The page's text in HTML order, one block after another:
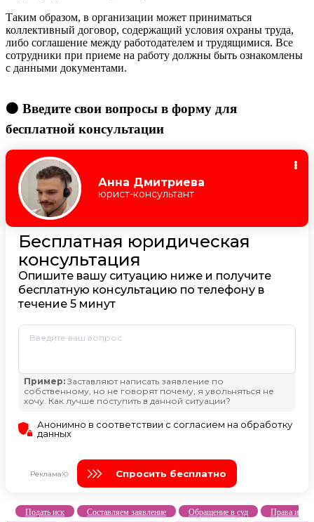
Таким образом, в организации может приниматься
коллективный договор, содержащий условия охраны труда,
либо соглашение между работодателем и трудящимися. Все
сотрудники при приеме на работу должны быть ознакомлены
с данными документами.
🟠 Введите свои вопросы в форму для
бесплатной консультации
Подать иск Составляем заявление Обращение в суд
Права и